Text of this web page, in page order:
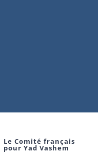
Le Comité français
pour Yad Vashem